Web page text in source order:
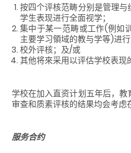
按四个评核范畴分别是管理与
学生表现进行全面视学；
集中于某一范畴或工作(例如
主要学习領域的教与学等)进行
校外评核；及/或
其他将來采用以评估学校表现
学校在加入直资计划五年后，
审查和质素评核的结果均会考虑
服务合约